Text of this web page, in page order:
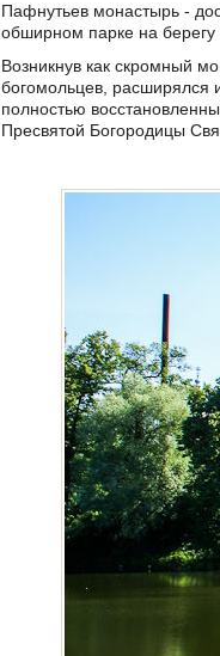
Пафнутьев монастырь -
обширном парке на берегу
Возникнув как скромный
богомольцев, расширялся
полностью
Пресвятой Богородицы